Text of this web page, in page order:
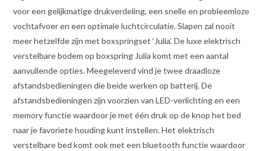
voor een gelijkmatige drukverdeling, een snelle en probleemloze
vochtafvoer en een optimale luchtcirculatie. Slapen zal nooit
meer hetzelfde zijn met boxspringset ‘Julia’. De luxe elektrisch
verstelbare bodem op boxspring Julia komt met een aantal
aanvullende opties. Meegeleverd vind je twee draadloze
afstandsbedieningen die beide werken op batterij. De
afstandsbedieningen zijn voorzien van LED-verlichting en een
memory functie waardoor je met één druk op de knop het bed
naar je favoriete houding kunt instellen. Het elektrisch
verstelbare bed komt ook met een bluetooth functie waardoor